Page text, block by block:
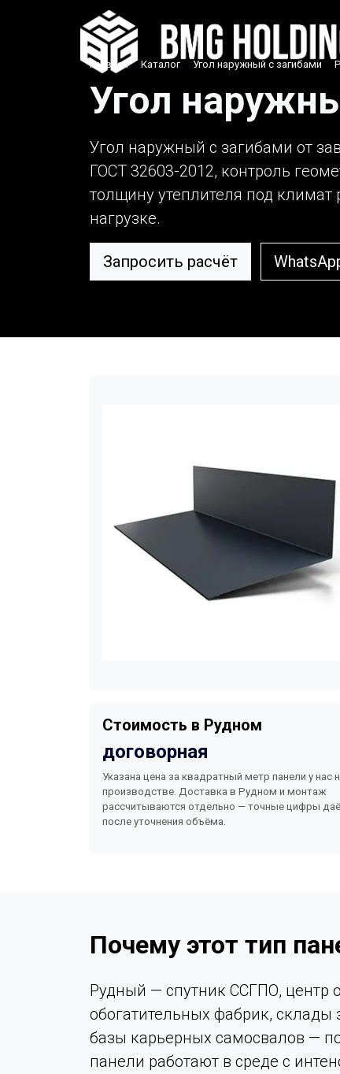
Главная › Каталог › Угол наружный с загибами ›
Угол
Угол наружный с загибами от
ГОСТ 32603-2012, контроль
толщину утеплителя под климат
нагрузке.
Запросить расчёт
Стоимость в Рудном
договорная
Указана цена за квадратный метр панели у нас
производстве. Доставка в Рудном и монтаж
рассчитываются отдельно — точные цифры
после уточнения объёма.
Почему этот тип
Рудный — спутник ССГПО, центр
обогатительных фабрик, склады
базы карьерных самосвалов —
панели работают в среде с